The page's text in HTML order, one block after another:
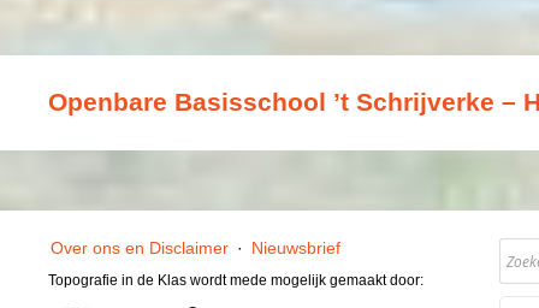
Openbare Basisschool ’t Schrijverke –
Over ons en Disclaimer · Nieuwsbrief
Topografie in de Klas wordt mede mogelijk gemaakt door: